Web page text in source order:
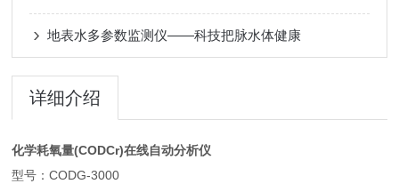
地表水多参数监测仪——科技把脉水体健康
详细介绍
化学耗氧量(CODCr)在线自动分析仪
型号：CODG-3000